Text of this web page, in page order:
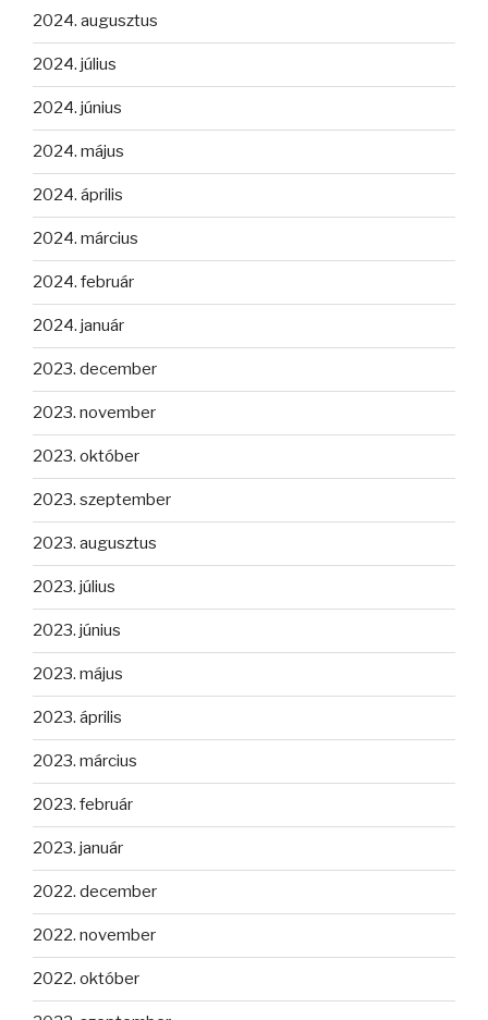
2024. augusztus
2024. július
2024. június
2024. május
2024. április
2024. március
2024. február
2024. január
2023. december
2023. november
2023. október
2023. szeptember
2023. augusztus
2023. július
2023. június
2023. május
2023. április
2023. március
2023. február
2023. január
2022. december
2022. november
2022. október